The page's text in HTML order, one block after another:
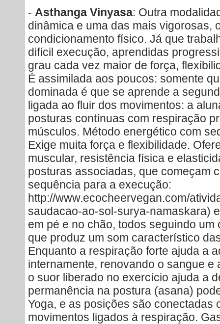
- Asthanga Vinyasa: Outra
dinâmica e uma das mais vigorosas,
condicionamento físico. Já que
difícil execução, aprendidas
grau cada vez maior de força,
É assimilada aos poucos: somente
dominada é que se aprende a
ligada ao fluir dos movimentos: a
posturas contínuas com respiração
músculos. Método energético com
Exige muita força e flexibilidade.
muscular, resistência física e
posturas associadas, que começam
sequência para a execução:
http://www.ecocheervegan.com/
saudacao-ao-sol-surya-namaskara)
em pé e no chão, todos seguindo
que produz um som característico
Enquanto a respiração forte ajuda a
internamente, renovando o sangue
o suor liberado no exercício ajuda a
permanência na postura (asana)
Yoga, e as posições são conectadas
movimentos ligados à respiração.